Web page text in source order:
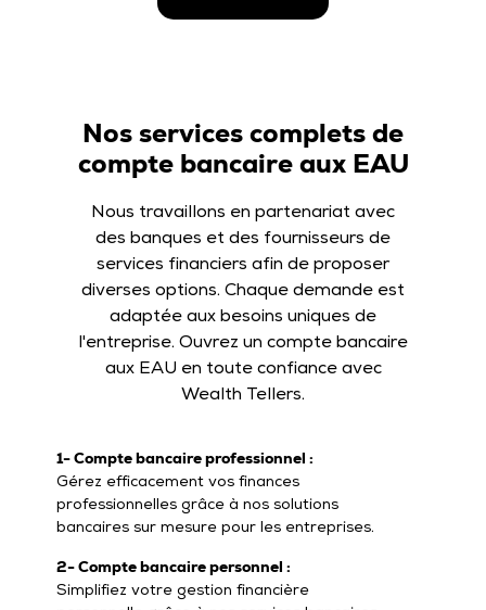
Nos services complets de
compte bancaire aux EAU
Nous travaillons en partenariat avec
des banques et des fournisseurs de
services financiers afin de proposer
diverses options. Chaque demande est
adaptée aux besoins uniques de
l'entreprise. Ouvrez un compte bancaire
aux EAU en toute confiance avec
Wealth Tellers.
1- Compte bancaire professionnel :
Gérez efficacement vos finances
professionnelles grâce à nos solutions
bancaires sur mesure pour les entreprises.
2- Compte bancaire personnel :
Simplifiez votre gestion financière